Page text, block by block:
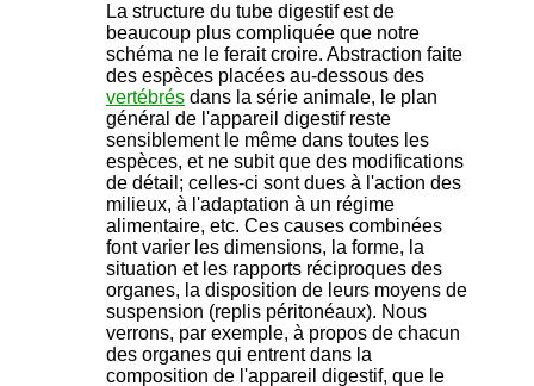
La structure du tube digestif est de
beaucoup plus compliquée que notre
schéma ne le ferait croire. Abstraction faite
des espèces placées au-dessous des
vertébrés dans la série animale, le plan
général de l'appareil digestif reste
sensiblement le même dans toutes les
espèces, et ne subit que des modifications
de détail; celles-ci sont dues à l'action des
milieux, à l'adaptation à un régime
alimentaire, etc. Ces causes combinées
font varier les dimensions, la forme, la
situation et les rapports réciproques des
organes, la disposition de leurs moyens de
suspension (replis péritonéaux). Nous
verrons, par exemple, à propos de chacun
des organes qui entrent dans la
composition de l'appareil digestif, que le